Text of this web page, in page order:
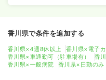
香川県で条件を追加する
香川県×4週8休以上 香川県×電子
香川県×車通勤可（駐車場有）
香
香川県×一般病院
香川県×日勤のみ